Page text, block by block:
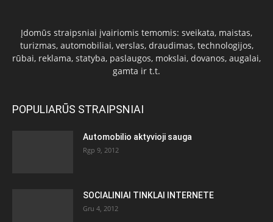
Įdomūs straipsniai įvairiomis temomis: sveikata, maistas,
turizmas, automobiliai, verslas, draudimas, technologijos,
rūbai, reklama, statyba, paslaugos, mokslai, dovanos, augalai,
gamta ir t.t.
POPULIARŪS STRAIPSNIAI
Automobilio aktyvioji sauga
Rgp 9, 2012
SOCIALINIAI TINKLAI INTERNETE
Gru 4, 2012